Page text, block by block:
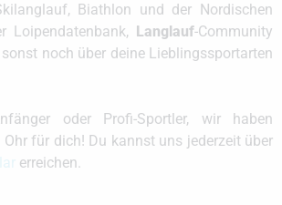
Biathlon und der Nordischen
Loipendatenbank,
Langlauf-Community
noch über deine Lieblingssportarten
oder Profi-Sportler, wir haben
für dich! Du kannst uns jederzeit über
erreichen.